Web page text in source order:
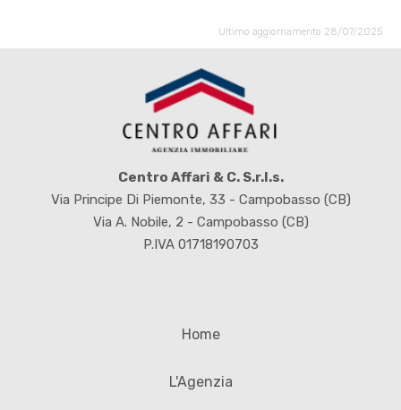
Ultimo aggiornamento 28/07/2025
Centro Affari & C. S.r.l.s.
Via Principe Di Piemonte, 33 - Campobasso (CB)
Via A. Nobile, 2 - Campobasso (CB)
P.IVA 01718190703
Home
L'Agenzia